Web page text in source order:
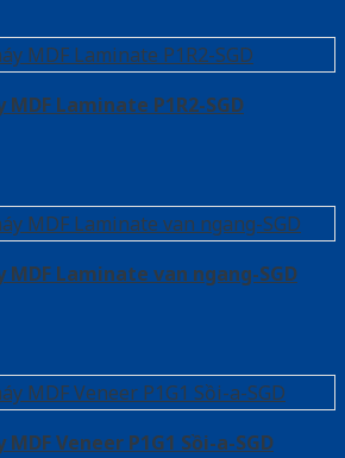
MDF Laminate P1R2-SGD
MDF Laminate van ngang-SGD
MDF Veneer P1G1 Sồi-a-SGD